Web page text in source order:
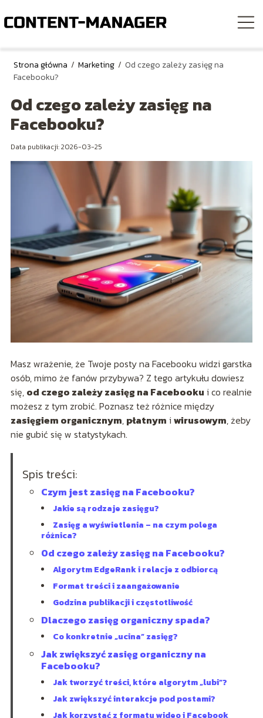
Strona główna / Marketing / Od czego zależy zasięg na
Facebooku?
Od czego zależy zasięg na
Facebooku?
Data publikacji: 2026-03-25
Masz wrażenie, że Twoje posty na Facebooku widzi garstka
osób, mimo że fanów przybywa? Z tego artykułu dowiesz
się, od czego zależy zasięg na Facebooku i co realnie
możesz z tym zrobić. Poznasz też różnice między
zasięgiem organicznym, płatnym i wirusowym, żeby
nie gubić się w statystykach.
Spis treści:
Czym jest zasięg na Facebooku?
Jakie są rodzaje zasięgu?
Zasięg a wyświetlenia – na czym polega
różnica?
Od czego zależy zasięg na Facebooku?
Algorytm EdgeRank i relacje z odbiorcą
Format treści i zaangażowanie
Godzina publikacji i częstotliwość
Dlaczego zasięg organiczny spada?
Co konkretnie „ucina” zasięg?
Jak zwiększyć zasięg organiczny na
Facebooku?
Jak tworzyć treści, które algorytm „lubi”?
Jak zwiększyć interakcje pod postami?
Jak korzystać z formatu wideo i Facebook